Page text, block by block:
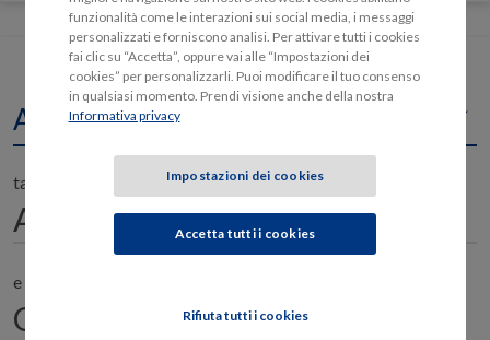
Voglio una polizza per un'
Auto
targata
e il proprietario è nato il
funzionalità come le interazioni sui social media, i messaggi
personalizzati e forniscono analisi. Per attivare tutti i cookies
fai clic su “Accetta”, oppure vai alle “Impostazioni dei
cookies” per personalizzarli. Puoi modificare il tuo consenso
in qualsiasi momento. Prendi visione anche della nostra
Informativa privacy
Rifiuta tutti i cookies
Impostazioni dei cookies
Accetta tutti i cookies